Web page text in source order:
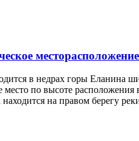
месторасположение
в недрах горы Еланина
по высоте
на правом берегу